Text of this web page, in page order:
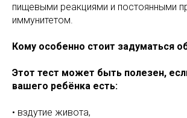
пищевыми реакциями и постоянными
иммунитетом.
Кому особенно стоит задуматься
Этот тест может быть полезен,
вашего ребёнка есть:
• вздутие живота,